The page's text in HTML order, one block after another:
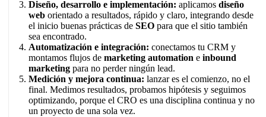
Diseño, desarrollo e implementación: aplicamos diseño
web orientado a resultados, rápido y claro, integrando desde
el inicio buenas prácticas de SEO para que el sitio también
sea encontrado.
Automatización e integración: conectamos tu CRM y
montamos flujos de marketing automation e inbound
marketing para no perder ningún lead.
Medición y mejora continua: lanzar es el comienzo, no el
final. Medimos resultados, probamos hipótesis y seguimos
optimizando, porque el CRO es una disciplina continua y no
un proyecto de una sola vez.